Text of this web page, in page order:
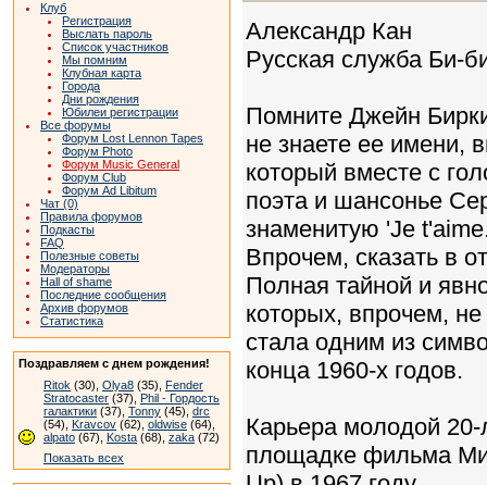
Клуб
Регистрация
Выслать пароль
Список участников
Мы помним
Клубная карта
Города
Дни рождения
Юбилеи регистрации
Все форумы
Форум Lost Lennon Tapes
Форум Photo
Форум Music General
Форум Club
Форум Ad Libitum
Чат (0)
Правила форумов
Подкасты
FAQ
Полезные советы
Модераторы
Hall of shame
Последние сообщения
Архив форумов
Статистика
Поздравляем с днем рождения!
Ritok (30), Olya8 (35), Fender
Stratocaster (37), Phil - Гордость
галактики (37), Tonny (45), drc
(54), Kravcov (62), oldwise (64),
alpato (67), Kosta (68), zaka (72)
Показать всех
Александр Кан
Русская служба Би-
Помните Джейн
не знаете ее имени,
который вместе с
поэта и шансонье
знаменитую 'Je
Впрочем, сказать в
Полная тайной и
которых, впрочем,
стала одним из
конца 1960-х годов.
Карьера молодой 20-
площадке фильма